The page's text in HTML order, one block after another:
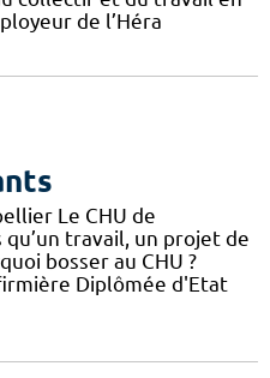
de l’Héra
Le CHU de
travail, un projet de
bosser au CHU ?
Diplômée d'Etat